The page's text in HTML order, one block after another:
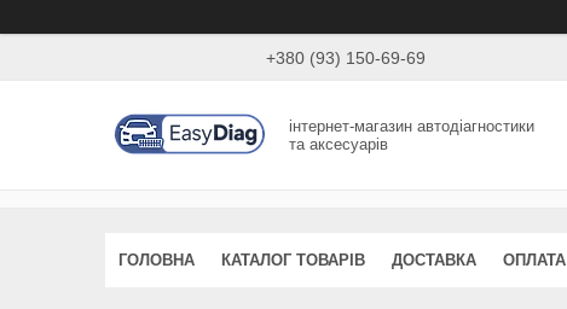
+380 (93) 150-69-69
інтернет-магазин автодіагностики
та аксесуарів
ГОЛОВНА КАТАЛОГ ТОВАРІВ ДОСТАВКА ОПЛАТА